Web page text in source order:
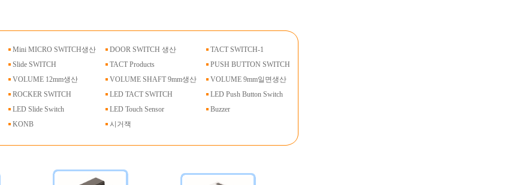
Mini MICRO SWITCH생산 DOOR SWITCH 생산
TACT SWITCH-1
Slide SWITCH TACT Products
PUSH BUTTON SWITCH
VOLUME 12mm생산 VOLUME SHAFT 9mm생산
VOLUME 9mm일면생산
ROCKER SWITCH LED TACT SWITCH
LED Push Button Switch
LED Slide Switch LED Touch Sensor
Buzzer
KONB 시거잭